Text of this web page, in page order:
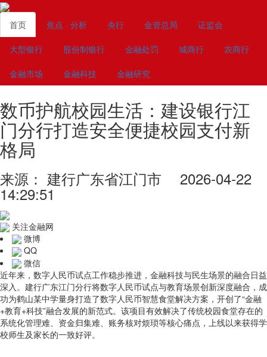
首页 焦点 · 分析 央行 金管总局 证监会
大型银行 股份制银行 金融处罚 城商行 农商行
金融市场 金融科技 金融研究
数币护航校园生活：建设银行江
门分行打造安全便捷校园支付新
格局
来源： 建行广东省江门市 2026-04-22
14:29:51
关注金融网
微博
QQ
微信
近年来，数字人民币试点工作稳步推进，金融科技与民生场景的融合日益
深入。建行广东江门分行将数字人民币试点与教育场景创新深度融合，成
功为鹤山某中学量身打造了数字人民币智慧食堂解决方案，开创了“金融
+教育+科技”融合发展的新范式。该项目有效解决了传统校园食堂存在的
系统化管理难、资金归集难、账务核对烦琐等核心痛点，上线以来获得学
校师生及家长的一致好评。